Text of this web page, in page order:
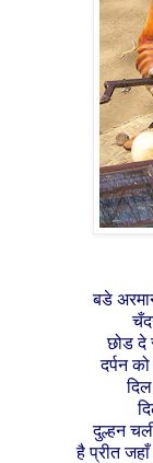
बडे
छोड दे
दर्पन
दुल्हन
है प्रीत